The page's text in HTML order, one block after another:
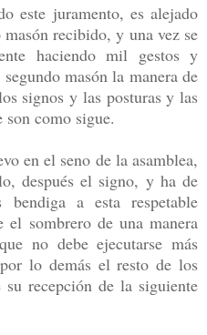
este juramento, es alejado
recibido, y una vez se
haciendo mil gestos y
masón la manera de
signos y las posturas y las
son como sigue.
en el seno de la asamblea,
después el signo, y ha de
a esta respetable
el sombrero de una manera
no debe ejecutarse más
lo demás el resto de los
recepción de la siguiente